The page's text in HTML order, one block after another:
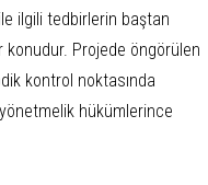
ilgili tedbirlerin baştan
konudur. Projede öngörülen
kontrol noktasında
hükümlerince